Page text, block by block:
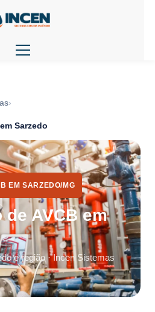
Sarzedo
EM SARZEDO/MG
AVCB em
e região · Incen Sistemas